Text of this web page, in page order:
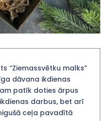
“Ziemassvētku malks”
dāvana ikdienas
patīk doties ārpus
darbus, bet arī
ceļa pavadītā